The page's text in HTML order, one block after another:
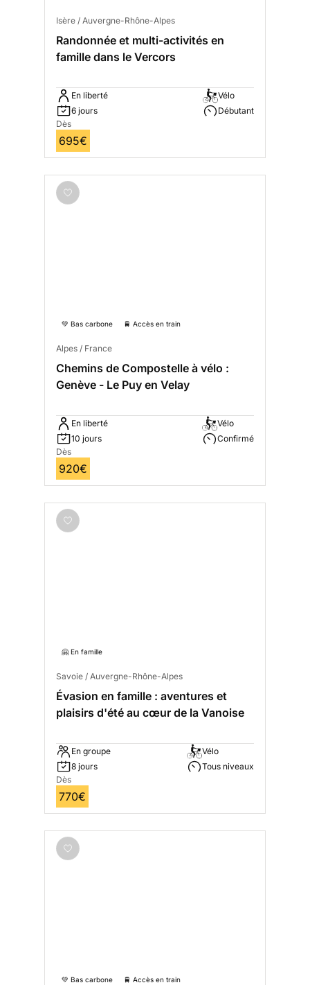
Isère / Auvergne-Rhône-Alpes
Randonnée et multi-activités en
famille dans le Vercors
En liberté
6 jours
Vélo
Débutant
Dès
695€
💚 Bas carbone 🚆 Accès en train
Alpes / France
Chemins de Compostelle à vélo :
Genève - Le Puy en Velay
En liberté
10 jours
Vélo
Confirmé
Dès
920€
🤗 En famille
Savoie / Auvergne-Rhône-Alpes
Évasion en famille : aventures et
plaisirs d'été au cœur de la Vanoise
En groupe
8 jours
Vélo
Tous niveaux
Dès
770€
💚 Bas carbone 🚆 Accès en train